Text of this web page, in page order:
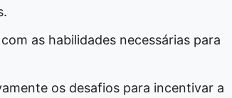
as habilidades necessárias para
os desafios para incentivar a